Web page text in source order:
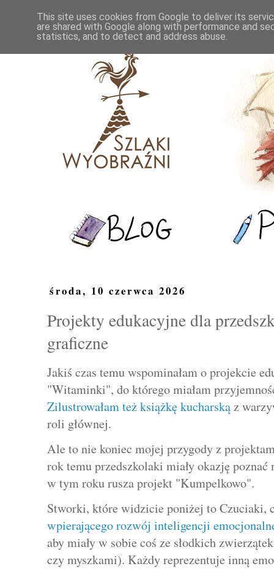
środa, 10 czerwca 2026
Projekty edukacyjne dla
graficzne
Jakiś czas temu wspominałam o projekcie
"Witaminki", do którego miałam
Zilustrowałam też książkę kucharskąz
roli głównej.
Ale to nie koniec mojej przygody z
rok temu przedszkolaki miały okazję
w tym roku rusza projekt "Kumpelkowo".
Stworki, które widzicie poniżej to Czuciaki,
wpierającego rozwój inteligencji
aby miały w sobie coś ze słodkich
czy myszkami). Każdy reprezentuje inną
This site uses cookies from Google to deliver its
are shared with Google along with performance and
statistics, and to detect and address abuse.